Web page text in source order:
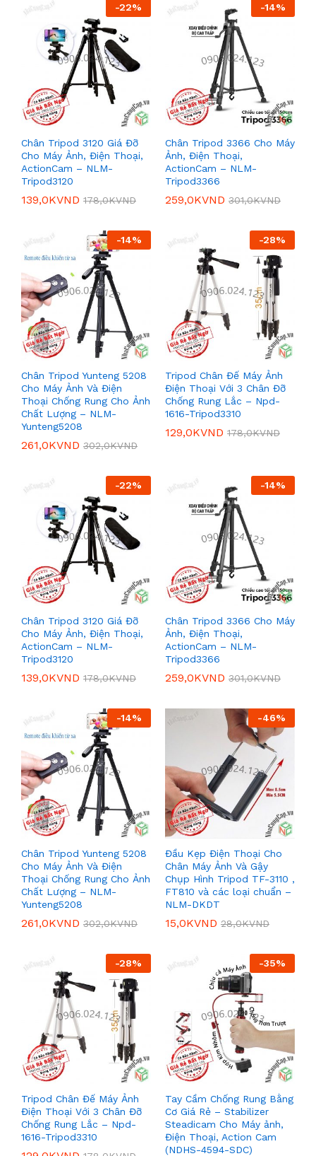
-22%
Chân Tripod 3120 Giá Đỡ
Cho Máy Ảnh, Điện Thoại,
ActionCam – NLM-
Tripod3120
139,0KVND 178,0KVND
-14%
Chân Tripod 3366 Cho Máy
Ảnh, Điện Thoại,
ActionCam – NLM-
Tripod3366
259,0KVND 301,0KVND
-14%
Chân Tripod Yunteng 5208
Cho Máy Ảnh Và Điện
Thoại Chống Rung Cho Ảnh
Chất Lượng – NLM-
Yunteng5208
261,0KVND 302,0KVND
-28%
Tripod Chân Đế Máy Ảnh
Điện Thoại Với 3 Chân Đỡ
Chống Rung Lắc – Npd-
1616-Tripod3310
129,0KVND 178,0KVND
-22%
Chân Tripod 3120 Giá Đỡ
Cho Máy Ảnh, Điện Thoại,
ActionCam – NLM-
Tripod3120
139,0KVND 178,0KVND
-14%
Chân Tripod 3366 Cho Máy
Ảnh, Điện Thoại,
ActionCam – NLM-
Tripod3366
259,0KVND 301,0KVND
-14%
Chân Tripod Yunteng 5208
Cho Máy Ảnh Và Điện
Thoại Chống Rung Cho Ảnh
Chất Lượng – NLM-
Yunteng5208
261,0KVND 302,0KVND
-46%
Đầu Kẹp Điện Thoại Cho
Chân Máy Ảnh Và Gậy
Chụp Hình Tripod TF-3110 ,
FT810 và các loại chuẩn –
NLM-DKDT
15,0KVND 28,0KVND
-28%
Tripod Chân Đế Máy Ảnh
Điện Thoại Với 3 Chân Đỡ
Chống Rung Lắc – Npd-
1616-Tripod3310
-35%
Tay Cầm Chống Rung Bằng
Cơ Giá Rẻ – Stabilizer
Steadicam Cho Máy ảnh,
Điện Thoại, Action Cam
(NDHS-4594-SDC)